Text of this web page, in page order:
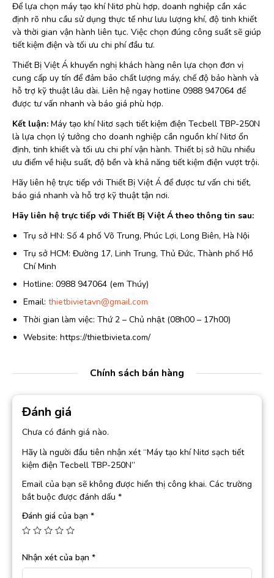
Để lựa chọn máy tạo khí Nitơ phù hợp, doanh nghiệp cần xác
định rõ nhu cầu sử dụng thực tế như lưu lượng khí, độ tinh khiết
và thời gian vận hành liên tục. Việc chọn đúng công suất sẽ giúp
tiết kiệm điện và tối ưu chi phí đầu tư.
Thiết Bị Việt Á khuyến nghị khách hàng nên lựa chọn đơn vị
cung cấp uy tín để đảm bảo chất lượng máy, chế độ bảo hành và
hỗ trợ kỹ thuật lâu dài. Liên hệ ngay hotline 0988 947064 để
được tư vấn nhanh và báo giá phù hợp.
Kết luận: Máy tạo khí Nitơ sạch tiết kiệm điện Tecbell TBP-250N
là lựa chọn lý tưởng cho doanh nghiệp cần nguồn khí Nitơ ổn
định, tinh khiết và tối ưu chi phí vận hành. Thiết bị sở hữu nhiều
ưu điểm về hiệu suất, độ bền và khả năng tiết kiệm điện vượt trội.
Hãy liên hệ trực tiếp với Thiết Bị Việt Á để được tư vấn chi tiết,
báo giá nhanh và hỗ trợ kỹ thuật tận nơi.
Hãy liên hệ trực tiếp với Thiết Bị Việt Á theo thông tin sau:
Trụ sở HN: Số 4 phố Võ Trung, Phúc Lợi, Long Biên, Hà Nội
Trụ sở HCM: Đường 17, Linh Trung, Thủ Đức, Thành phố Hồ
Chí Minh
Hotline: 0988 947064 (em Thúy)
Email: thietbivietavn@gmail.com
Thời gian làm việc: Thứ 2 – Chủ nhật (08h00 – 17h00)
Website: https://thietbivieta.com/
Chính sách bán hàng
Đánh giá
Chưa có đánh giá nào.
Hãy là người đầu tiên nhận xét “Máy tạo khí Nitơ sạch tiết
kiệm điện Tecbell TBP-250N”
Email của bạn sẽ không được hiển thị công khai. Các trường
bắt buộc được đánh dấu *
Đánh giá của bạn *
Nhận xét của bạn *